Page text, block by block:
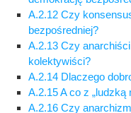
A.2.12 Czy
bezpośredniej?
A.2.13 Czy
kolektywiści?
A.2.14 Dlaczego
A.2.15 A co z „ludzką
A.2.16 Czy